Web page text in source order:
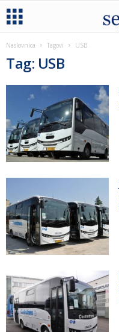
Naslovnica Tagovi USB
Tag: USB